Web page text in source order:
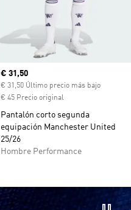
Precio actual
€ 31,50
€ 31,50 Último precio más bajo
€ 45 Precio original
Pantalón corto segunda
equipación Manchester United
25/26
Hombre Performance